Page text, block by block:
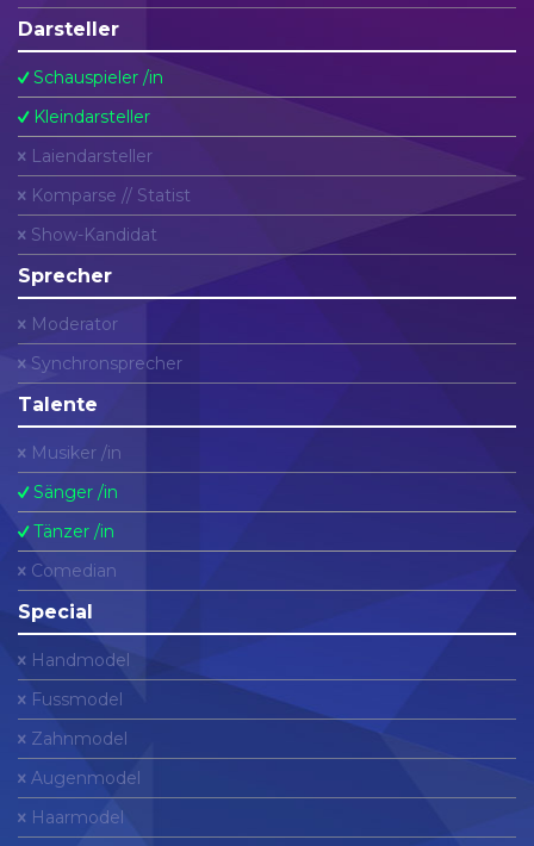
Darsteller
Schauspieler /in
Kleindarsteller
Laiendarsteller
Komparse // Statist
Show-Kandidat
Sprecher
Moderator
Synchronsprecher
Talente
Musiker /in
Sänger /in
Tänzer /in
Comedian
Special
Handmodel
Fussmodel
Zahnmodel
Augenmodel
Haarmodel